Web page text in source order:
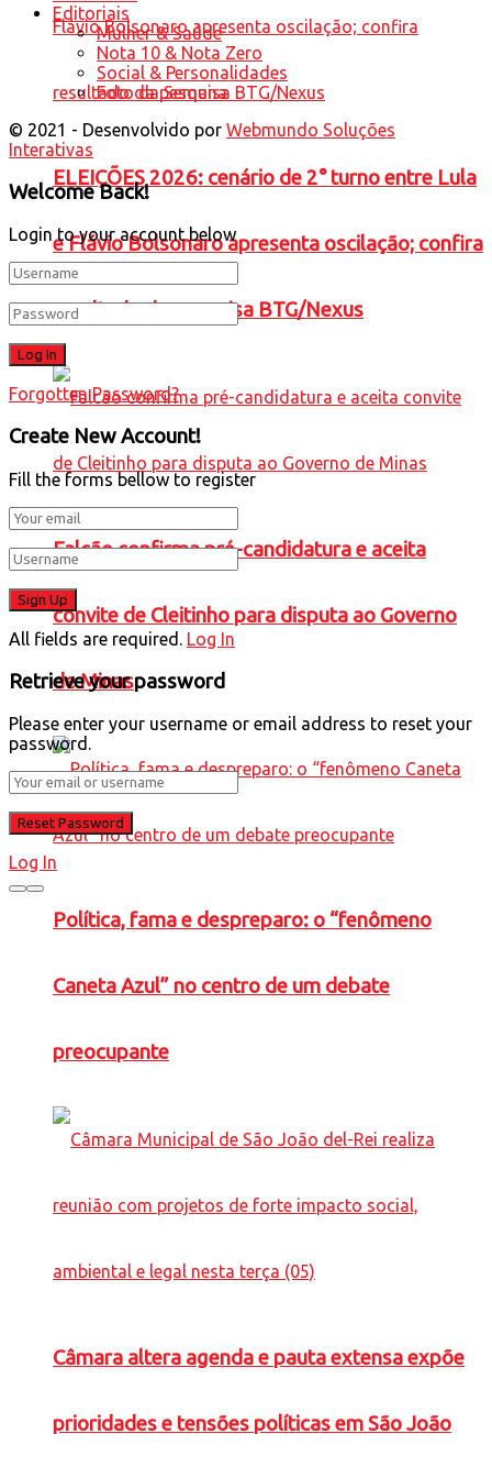
ELEIÇÕES 2026: cenário de 2° turno entre Lula
e Flávio Bolsonaro apresenta oscilação; confira
resultado da pesquisa BTG/Nexus
Falcão confirma pré-candidatura e aceita
convite de Cleitinho para disputa ao Governo
de Minas
Política, fama e despreparo: o “fenômeno
Caneta Azul” no centro de um debate
preocupante
Câmara altera agenda e pauta extensa expõe
prioridades e tensões políticas em São João
Editoriais
Mulher & Saúde
Nota 10 & Nota Zero
Social & Personalidades
Foto da Semana
© 2021 - Desenvolvido por Webmundo Soluções
Interativas
Welcome Back!
Login to your account below
Forgotten Password?
Create New Account!
Fill the forms bellow to register
All fields are required. Log In
Retrieve your password
Please enter your username or email address to reset your
password.
Log In